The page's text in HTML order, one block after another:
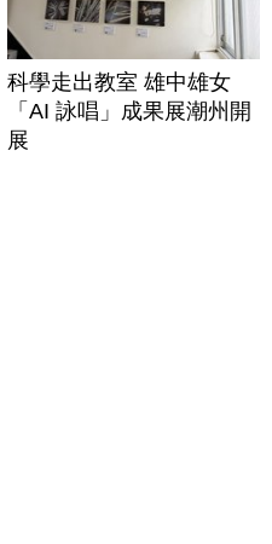
科學走出教室 雄中雄女
「AI 詠唱」成果展潮州開
展